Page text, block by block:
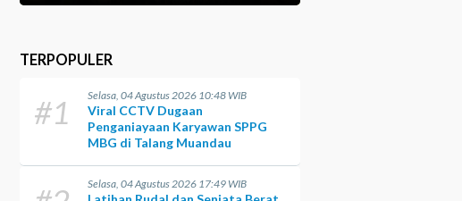
TERPOPULER
#1 Selasa, 04 Agustus 2026 10:48 WIB
Viral CCTV Dugaan
Penganiayaan Karyawan SPPG
MBG di Talang Muandau
Selasa, 04 Agustus 2026 17:49 WIB